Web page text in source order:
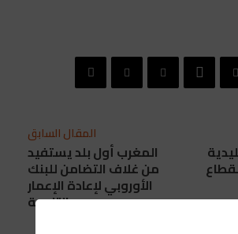
المقال السابق
المغرب أول بلد يستفيد
من غلاف التضامن للبنك
الأوروبي لإعادة الإعمار
والتنمية